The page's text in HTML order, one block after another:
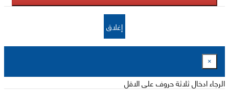
إغلاق
×
الرجاء ادخال ثلاثة حروف على الاقل